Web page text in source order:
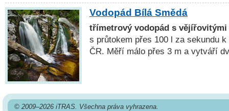
Vodopád Bílá Smědá
třímetrový vodopád s vějířovitými
s průtokem přes 100 l za sekundu
ČR. Měří málo přes 3 m a vytváří
© 2009–2026 iTRAS. Všechna práva vyhrazena.